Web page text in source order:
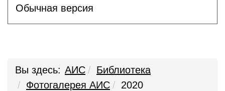
Обычная версия
Вы здесь: АИС
Библиотека
Фотогалерея АИС
2020